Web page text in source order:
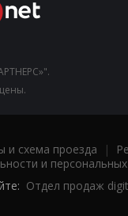
и схема проезда |
и
Отдел продаж